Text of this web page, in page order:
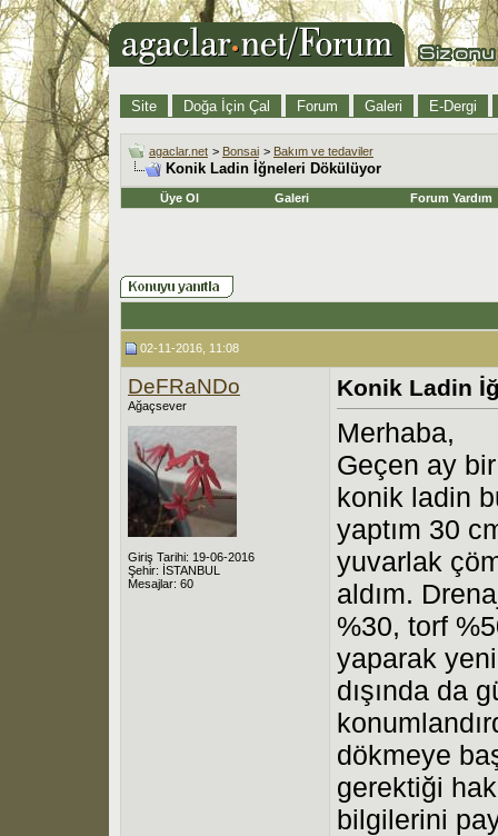
Site Doğa İçin Çal Forum Galeri E-Dergi
agaclar.net > Bonsai > Bakım ve tedaviler
Konik Ladin İğneleri Dökülüyor
Üye Ol Galeri Forum Yardım
02-11-2016, 11:08
DeFRaNDo
Ağaçsever
Giriş Tarihi: 19-06-2016
Şehir: İSTANBUL
Mesajlar: 60
Konik Ladin
Merhaba,
Geçen ay
konik ladin
yaptım 30
yuvarlak
aldım.
%30, torf
yaparak
dışında da
dökmeye
gerektiği
bilgilerini